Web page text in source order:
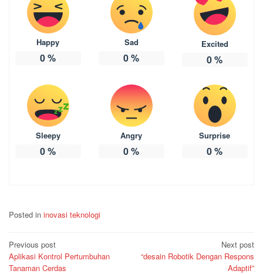
Happy
0%
Sad
0%
Excited
0%
Sleepy
0%
Angry
0%
Surprise
0%
Posted in inovasi teknologi
Post
navigation
Previous post
Aplikasi Kontrol Pertumbuhan
Tanaman Cerdas
Next post
“desain Robotik Dengan Respons
Adaptif”